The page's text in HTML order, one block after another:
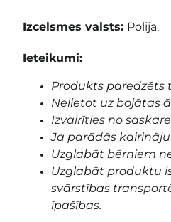
Izcelsmes valsts: Polija.
Ieteikumi:
Produkts paredzēts
Nelietot uz bojātas
Izvairīties no
Ja parādās
Uzglabāt bērniem
Uzglabāt produktu
svārstības
īpašības.